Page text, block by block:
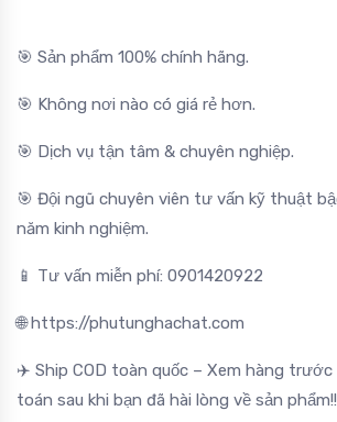
🎯 Sản phẩm 100% chính hãng.
🎯 Không nơi nào có giá rẻ hơn.
🎯 Dịch vụ tận tâm & chuyên nghiệp.
🎯 Đội ngũ chuyên viên tư vấn kỹ thuật
năm kinh nghiệm.
📱 Tư vấn miễn phí: 0901420922
🌐 https://phutunghachat.com
✈️ Ship COD toàn quốc – Xem hàng
toán sau khi bạn đã hài lòng về sản